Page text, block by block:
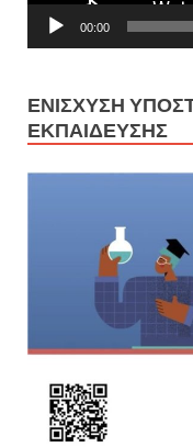
00:00
ΕΝΊΣΧΥΣΗ
ΕΚΠΑΊΔΕΥΣΗΣ